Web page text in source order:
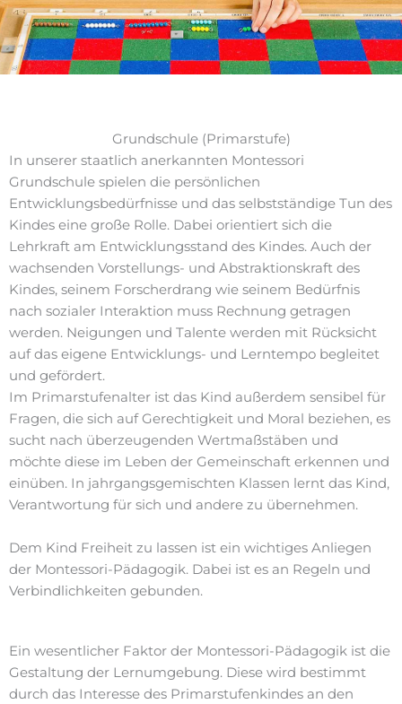
Grundschule (Primarstufe)
In unserer staatlich anerkannten Montessori
Grundschule spielen die persönlichen
Entwicklungsbedürfnisse und das selbstständige Tun des
Kindes eine große Rolle. Dabei orientiert sich die
Lehrkraft am Entwicklungsstand des Kindes. Auch der
wachsenden Vorstellungs- und Abstraktionskraft des
Kindes, seinem Forscherdrang wie seinem Bedürfnis
nach sozialer Interaktion muss Rechnung getragen
werden. Neigungen und Talente werden mit Rücksicht
auf das eigene Entwicklungs- und Lerntempo begleitet
und gefördert.
Im Primarstufenalter ist das Kind außerdem sensibel für
Fragen, die sich auf Gerechtigkeit und Moral beziehen, es
sucht nach überzeugenden Wertmaßstäben und
möchte diese im Leben der Gemeinschaft erkennen und
einüben. In jahrgangsgemischten Klassen lernt das Kind,
Verantwortung für sich und andere zu übernehmen.
Dem Kind Freiheit zu lassen ist ein wichtiges Anliegen
der Montessori-Pädagogik. Dabei ist es an Regeln und
Verbindlichkeiten gebunden.
Ein wesentlicher Faktor der Montessori-Pädagogik ist die
Gestaltung der Lernumgebung. Diese wird bestimmt
durch das Interesse des Primarstufenkindes an den